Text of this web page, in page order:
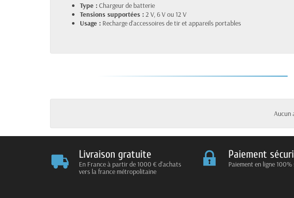
Type : Chargeur de batterie
Tensions supportées : 2 V, 6 V ou 12 V
Usage : Recharge d'accessoires de tir et appareils portables
Aucun
Livraison gratuite
En France à partir de 1000 € d'achats
vers la france métropolitaine
Paiement
Paiement en ligne